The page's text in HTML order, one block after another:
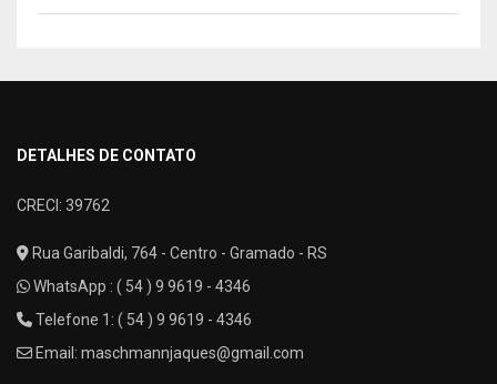
DETALHES DE CONTATO
CRECI: 39762
Rua Garibaldi, 764 - Centro - Gramado - RS
WhatsApp : ( 54 ) 9 9619 - 4346
Telefone 1: ( 54 ) 9 9619 - 4346
Email: maschmannjaques@gmail.com